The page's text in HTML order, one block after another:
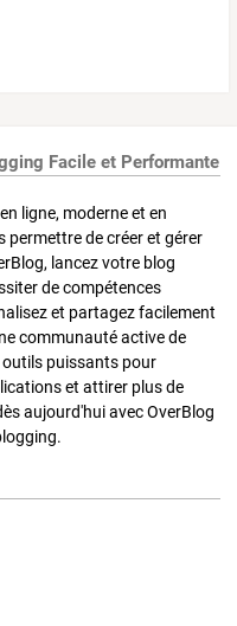
Facile et Performante
ligne, moderne et en
de créer et gérer
lancez votre blog
de compétences
et partagez facilement
communauté active de
outils puissants pour
et attirer plus de
aujourd'hui avec OverBlog